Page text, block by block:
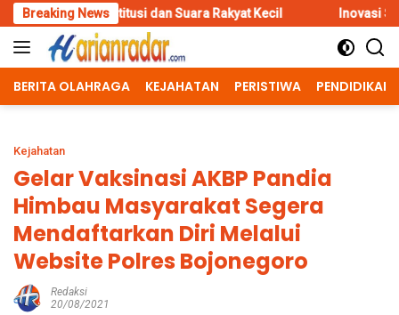
Skip
to
content
Breaking News
dan Suara Rakyat Kecil Inovasi Srikandi Care, Cara
BERITA OLAHRAGA KEJAHATAN PERISTIWA PENDIDIKAN
Kejahatan
Gelar Vaksinasi AKBP Pandia
Himbau Masyarakat Segera
Mendaftarkan Diri Melalui
Website Polres Bojonegoro
Redaksi
20/08/2021